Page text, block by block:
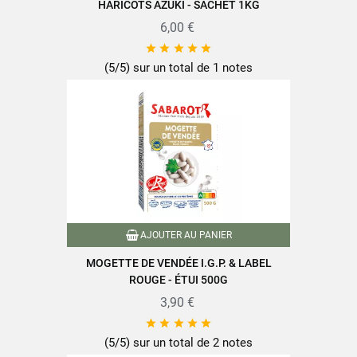
Fibres alimentaires
Sel
Retrouvez toute la qualité et le savoir-faire des produits SABAROT
www.sabarot.com/actualites-et-recettes/actus-
recettes/recettes/
Fiche technique
Format
HARICOTS AZUKI - SACHET 1KG
6,00 €
    
(5/5) sur un total de 1 notes
AJOUTER AU PANIER
MOGETTE DE VENDÉE I.G.P. & LABEL
ROUGE - ÉTUI 500G
3,90 €
    
(5/5) sur un total de 2 notes